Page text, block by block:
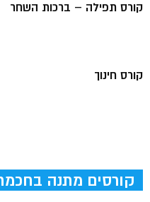
קורס תפילה – ברכות השחר
קורס חינוך
קורסים מתנה